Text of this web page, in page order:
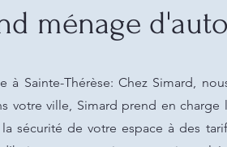
ménage
à Sainte-Thérèse: Chez Simard,
votre ville, Simard prend en
sécurité de votre espace à des